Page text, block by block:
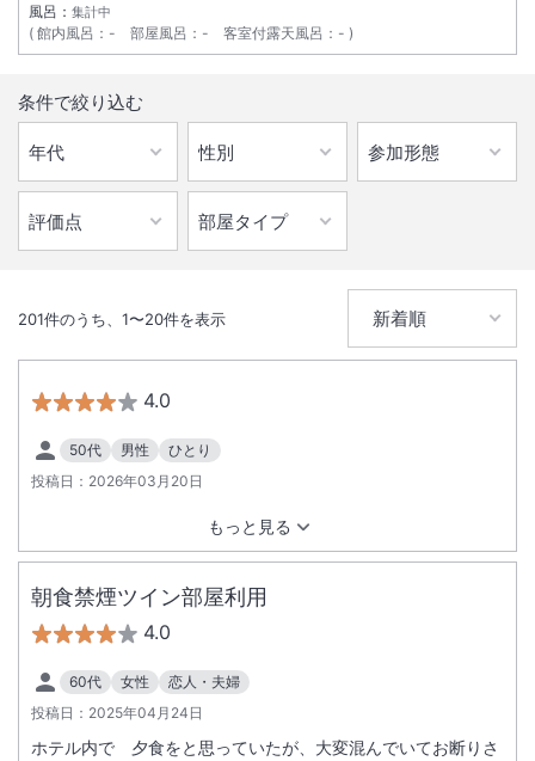
風呂： 集計中
館内風呂 ： - 部屋風呂 ： - 客室付露天風呂 ： -
条件で絞り込む
201件のうち、 1〜20件を表示
4.0
50代 男性
ひとり
投稿日： 2026年03月20日
もっと見る
朝食禁煙ツイン部屋利用
4.0
60代 女性
恋人・夫婦
投稿日： 2025年04月24日
ホテル内で 夕食をと思っていたが、大変混んでいてお断りさ